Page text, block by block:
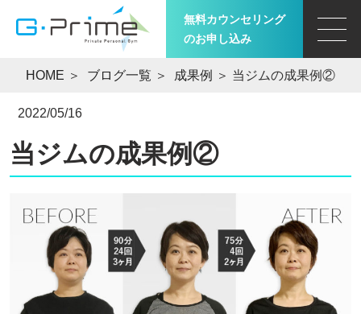
無料カウンセリング
のお申し込み
HOME ＞ ブログ一覧 ＞ 成果例 ＞ 当ジムの成果例②
2022/05/16
当ジムの成果例②